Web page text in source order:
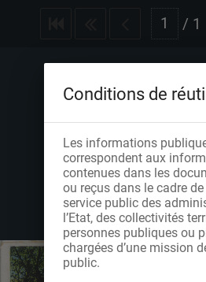
/ 1
Conditions de
Les informations
correspondent aux
contenues dans les
ou reçus dans le cadre
service public des
l’Etat, des collectivités
personnes publiques ou
chargées d’une mission
public.